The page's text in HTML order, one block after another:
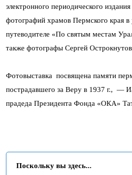
электронного периодического
фотографий храмов Пермского края в
путеводителе «По святым местам
также фотографы Сергей
Фотовыставка посвящена памяти
пострадавшего за Веру в 1937 г., —
прадеда Президента Фонда «ОКА»
Поскольку вы здесь...